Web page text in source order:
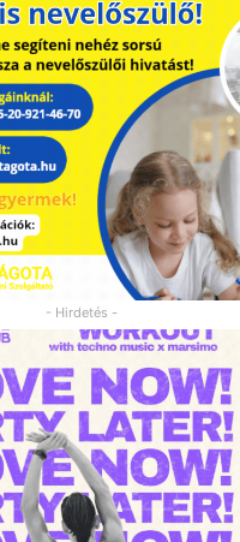
- Hirdetés -